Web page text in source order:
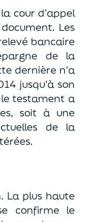
cour d’appel
Les
bancaire
de la
dernière n’a
jusqu’à son
le testament a
soit à une
de la
La plus haute
confirme le